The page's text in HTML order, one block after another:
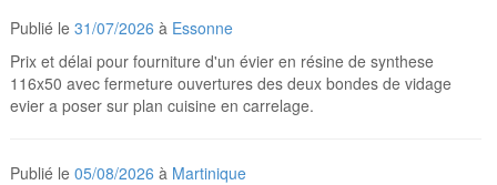
Publié le31/07/2026 à Essonne
Prix et délai pour fourniture d'un évier en résine de synthese
116x50 avec fermeture ouvertures des deux bondes de vidage
evier a poser sur plan cuisine en carrelage.
Publié le05/08/2026 à Martinique